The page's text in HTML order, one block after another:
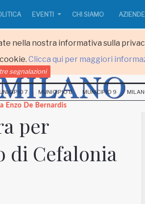
nella nostra informativa sulla
Clicca qui per maggiori
EVENTI CHI SIAMO
segnalazioni
7 MUNICIPIO 8 MUNICIPIO 9
per
di Cefalonia